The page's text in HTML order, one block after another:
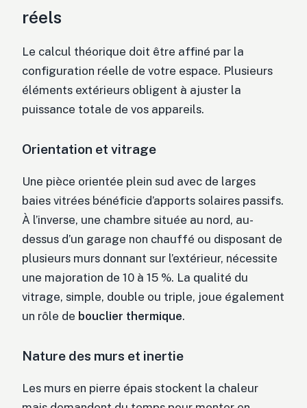
réels
Le calcul théorique doit être affiné par la
configuration réelle de votre espace. Plusieurs
éléments extérieurs obligent à ajuster la
puissance totale de vos appareils.
Orientation et vitrage
Une pièce orientée plein sud avec de larges
baies vitrées bénéficie d’apports solaires passifs.
À l’inverse, une chambre située au nord, au-
dessus d’un garage non chauffé ou disposant de
plusieurs murs donnant sur l’extérieur, nécessite
une majoration de 10 à 15 %. La qualité du
vitrage, simple, double ou triple, joue également
un rôle de bouclier thermique.
Nature des murs et inertie
Les murs en pierre épais stockent la chaleur